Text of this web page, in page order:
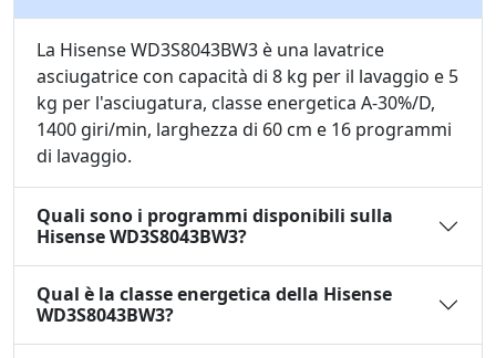
La Hisense WD3S8043BW3 è una lavatrice
asciugatrice con capacità di 8 kg per il lavaggio e 5
kg per l'asciugatura, classe energetica A-30%/D,
1400 giri/min, larghezza di 60 cm e 16 programmi
di lavaggio.
Quali sono i programmi disponibili sulla
Hisense WD3S8043BW3?
Qual è la classe energetica della Hisense
WD3S8043BW3?